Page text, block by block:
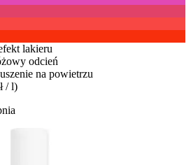
lakieru
odcień
na powietrzu
/ l)